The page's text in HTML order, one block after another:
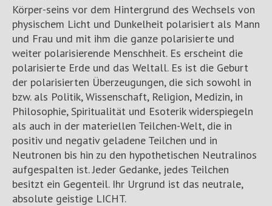
Körper-seins vor dem Hintergrund des Wechsels von
physischem Licht und Dunkelheit polarisiert als Mann
und Frau und mit ihm die ganze polarisierte und
weiter polarisierende Menschheit. Es erscheint die
polarisierte Erde und das Weltall. Es ist die Geburt
der polarisierten Überzeugungen, die sich sowohl in
bzw. als Politik, Wissenschaft, Religion, Medizin, in
Philosophie, Spiritualität und Esoterik widerspiegeln
als auch in der materiellen Teilchen-Welt, die in
positiv und negativ geladene Teilchen und in
Neutronen bis hin zu den hypothetischen Neutralinos
aufgespalten ist. Jeder Gedanke, jedes Teilchen
besitzt ein Gegenteil. Ihr Urgrund ist das neutrale,
absolute geistige LICHT.